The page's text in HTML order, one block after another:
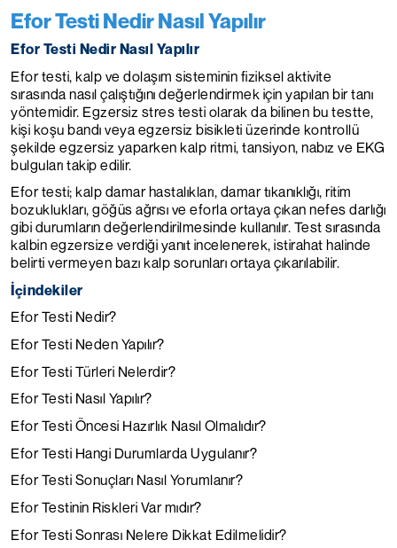
Efor Testi Nedir Nasıl Yapılır
Efor Testi Nedir Nasıl Yapılır
Efor testi, kalp ve dolaşım sisteminin fiziksel aktivite
sırasında nasıl çalıştığını değerlendirmek için yapılan bir tanı
yöntemidir. Egzersiz stres testi olarak da bilinen bu testte,
kişi koşu bandı veya egzersiz bisikleti üzerinde kontrollü
şekilde egzersiz yaparken kalp ritmi, tansiyon, nabız ve EKG
bulguları takip edilir.
Efor testi; kalp damar hastalıkları, damar tıkanıklığı, ritim
bozuklukları, göğüs ağrısı ve eforla ortaya çıkan nefes darlığı
gibi durumların değerlendirilmesinde kullanılır. Test sırasında
kalbin egzersize verdiği yanıt incelenerek, istirahat halinde
belirti vermeyen bazı kalp sorunları ortaya çıkarılabilir.
İçindekiler
Efor Testi Nedir?
Efor Testi Neden Yapılır?
Efor Testi Türleri Nelerdir?
Efor Testi Nasıl Yapılır?
Efor Testi Öncesi Hazırlık Nasıl Olmalıdır?
Efor Testi Hangi Durumlarda Uygulanır?
Efor Testi Sonuçları Nasıl Yorumlanır?
Efor Testinin Riskleri Var mıdır?
Efor Testi Sonrası Nelere Dikkat Edilmelidir?